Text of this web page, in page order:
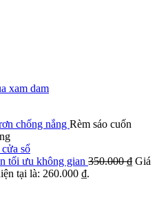
chống nắng Rèm sáo cuốn
tối ưu không gian 350.000₫ Giá
tại là: 260.000 ₫.